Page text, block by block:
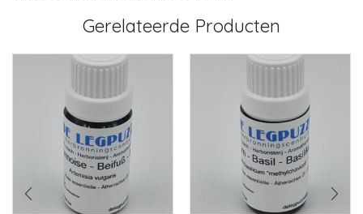
Gerelateerde Producten